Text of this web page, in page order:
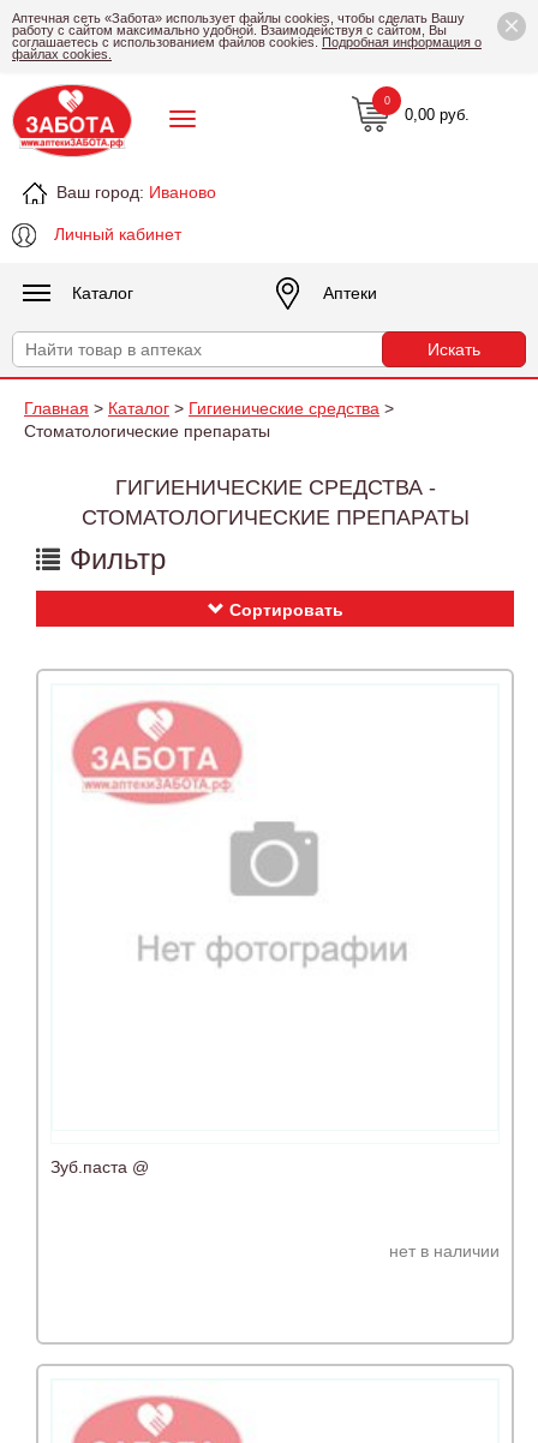
×
Аптечная сеть «Забота» использует файлы cookies, чтобы сделать Вашу
работу с сайтом максимально удобной. Взаимодействуя с сайтом, Вы
соглашаетесь с использованием файлов cookies. Подробная информация о
файлах cookies.
Ваш город: Иваново
Личный кабинет
0,00 руб.
0
Каталог Аптеки
Главная > Каталог > Гигиенические средства >
Стоматологические препараты
ГИГИЕНИЧЕСКИЕ СРЕДСТВА -
СТОМАТОЛОГИЧЕСКИЕ ПРЕПАРАТЫ
Фильтр
Сортировать
Зуб.паста @
нет в наличии